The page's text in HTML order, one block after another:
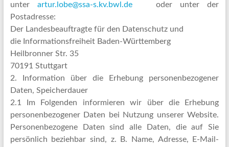
unter artur.lobe@ssa-s.kv.bwl.de oder unter der
Postadresse:
Der Landesbeauftragte für den Datenschutz und
die Informationsfreiheit Baden-Württemberg
Heilbronner Str. 35
70191 Stuttgart
2. Information über die Erhebung personenbezogener
Daten, Speicherdauer
2.1 Im Folgenden informieren wir über die Erhebung
personenbezogener Daten bei Nutzung unserer Website.
Personenbezogene Daten sind alle Daten, die auf Sie
persönlich beziehbar sind, z. B. Name, Adresse, E-Mail-